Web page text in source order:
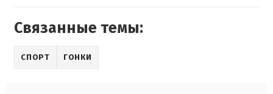
Связанные темы:
СПОРТ ГОНКИ